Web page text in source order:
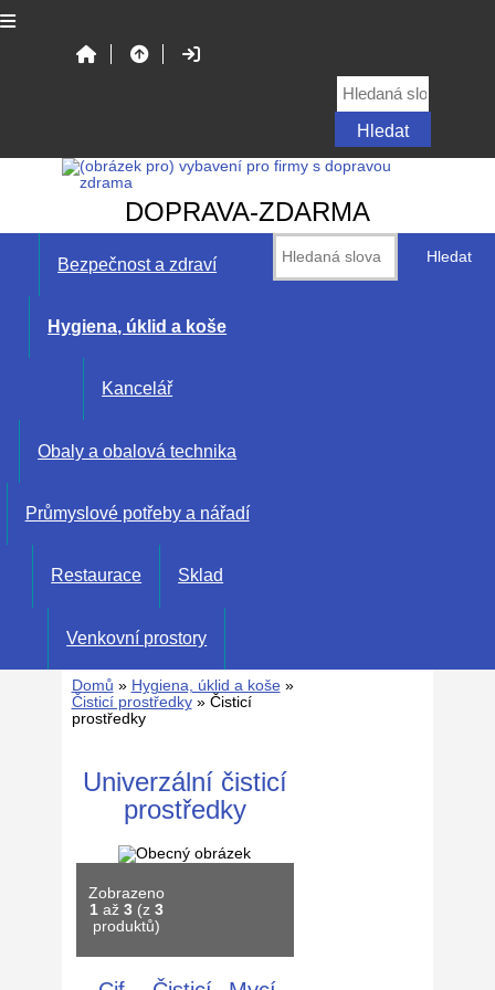
DOPRAVA-ZDARMA
Bezpečnost a zdraví
Hygiena, úklid a koše
Kancelář
Obaly a obalová technika
Průmyslové potřeby a nářadí
Restaurace Sklad
Venkovní prostory
Domů » Hygiena, úklid a koše»
Čisticí prostředky» Čisticí
prostředky
Univerzální čisticí
prostředky
Zobrazeno
1až 3(z 3
produktů)